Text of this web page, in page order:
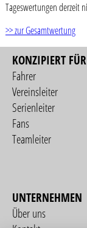
Tageswertungen derzeit
>> zur Gesamtwertung
KONZIPIERT FÜR
Fahrer
Vereinsleiter
Serienleiter
Fans
Teamleiter
UNTERNEHMEN
Über uns